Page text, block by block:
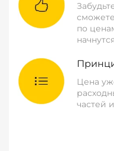
по
Цена
частей